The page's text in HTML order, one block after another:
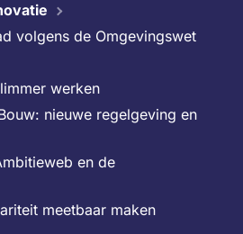
volgens de Omgevingswet
werken
nieuwe regelgeving en
en de
meetbaar maken